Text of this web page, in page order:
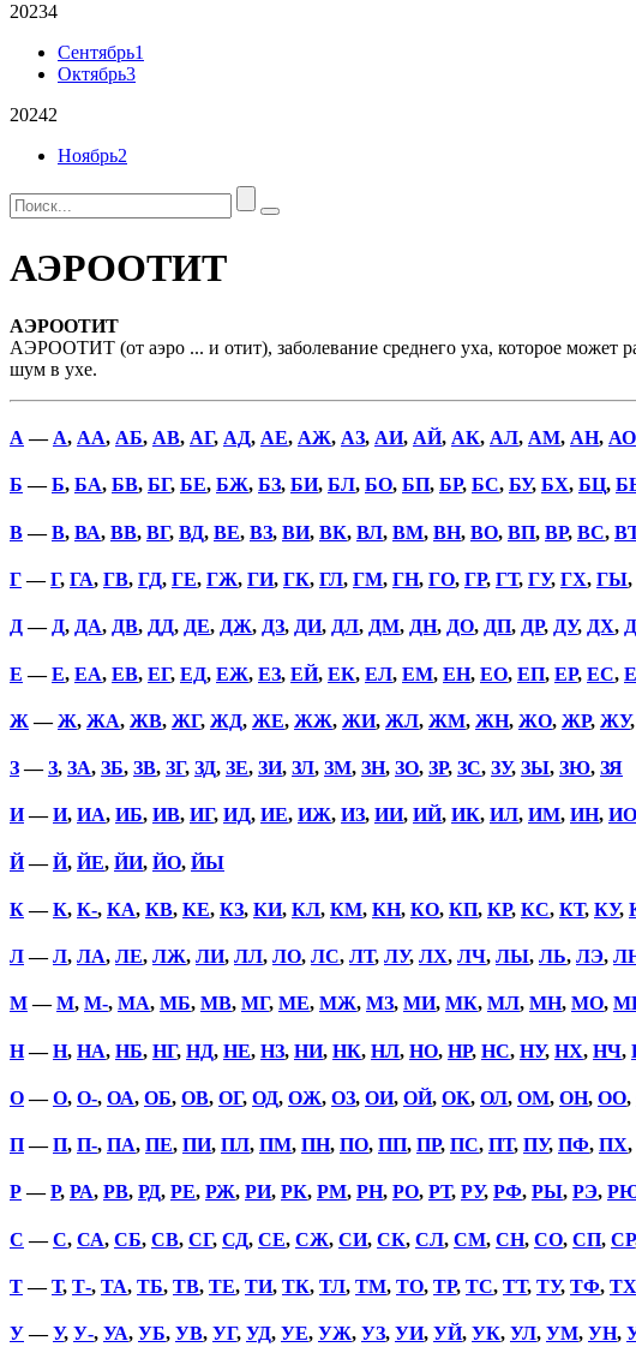
20234
Сентябрь1
Октябрь3
20242
Ноябрь2
АЭРООТИТ
АЭРООТИТ
АЭРООТИТ (от аэро ... и отит), заболевание среднего уха, которое может
шум в ухе.
А — А, АА, АБ, АВ, АГ, АД, АЕ, АЖ, АЗ, АИ, АЙ, АК, АЛ, АМ, АН, АО
Б —Б, БА, БВ, БГ, БЕ, БЖ, БЗ, БИ, БЛ, БО, БП, БР, БС, БУ, БХ, БЦ,
В—В, ВА, ВВ, ВГ, ВД, ВЕ, ВЗ, ВИ, ВК, ВЛ, ВМ, ВН, ВО, ВП, ВР, ВС,
Г—Г, ГА, ГВ, ГД, ГЕ, ГЖ, ГИ, ГК, ГЛ, ГМ, ГН, ГО, ГР, ГТ, ГУ, ГХ, ГЫ,
Д— Д, ДА, ДВ, ДД, ДЕ, ДЖ, ДЗ, ДИ, ДЛ, ДМ, ДН, ДО, ДП, ДР, ДУ, ДХ,
Е —Е, ЕА, ЕВ, ЕГ, ЕД, ЕЖ, ЕЗ, ЕЙ, ЕК, ЕЛ, ЕМ, ЕН, ЕО, ЕП, ЕР, ЕС,
Ж —Ж, ЖА, ЖВ, ЖГ, ЖД, ЖЕ, ЖЖ, ЖИ, ЖЛ, ЖМ, ЖН, ЖО, ЖР, ЖУ,
З—З, ЗА, ЗБ, ЗВ, ЗГ, ЗД, ЗЕ, ЗИ, ЗЛ, ЗМ, ЗН, ЗО, ЗР, ЗС, ЗУ, ЗЫ, ЗЮ, ЗЯ
И—И, ИА, ИБ, ИВ, ИГ, ИД, ИЕ, ИЖ, ИЗ, ИИ, ИЙ, ИК, ИЛ, ИМ, ИН, ИО
Й—Й, ЙЕ, ЙИ, ЙО, ЙЫ
К—К, К-, КА, КВ, КЕ, КЗ, КИ, КЛ, КМ, КН, КО, КП, КР, КС, КТ, КУ,
Л—Л, ЛА, ЛЕ, ЛЖ, ЛИ, ЛЛ, ЛО, ЛС, ЛТ, ЛУ, ЛХ, ЛЧ, ЛЫ, ЛЬ, ЛЭ,
М—М, М-, МА, МБ, МВ, МГ, МЕ, МЖ, МЗ, МИ, МК, МЛ, МН, МО,
Н—Н, НА, НБ, НГ, НД, НЕ, НЗ, НИ, НК, НЛ, НО, НР, НС, НУ, НХ, НЧ,
О—О, О-, ОА, ОБ, ОВ, ОГ, ОД, ОЖ, ОЗ, ОИ, ОЙ, ОК, ОЛ, ОМ, ОН, ОО,
П—П, П-, ПА, ПЕ, ПИ, ПЛ, ПМ, ПН, ПО, ПП, ПР, ПС, ПТ, ПУ, ПФ, ПХ,
Р—Р, РА, РВ, РД, РЕ, РЖ, РИ, РК, РМ, РН, РО, РТ, РУ, РФ, РЫ, РЭ,
С —С, СА, СБ, СВ, СГ, СД, СЕ, СЖ, СИ, СК, СЛ, СМ, СН, СО, СП, СР
Т—Т, Т-, ТА, ТБ, ТВ, ТЕ, ТИ, ТК, ТЛ, ТМ, ТО, ТР, ТС, ТТ, ТУ, ТФ, ТХ
У—У, У-, УА, УБ, УВ, УГ, УД, УЕ, УЖ, УЗ, УИ, УЙ, УК, УЛ, УМ, УН,